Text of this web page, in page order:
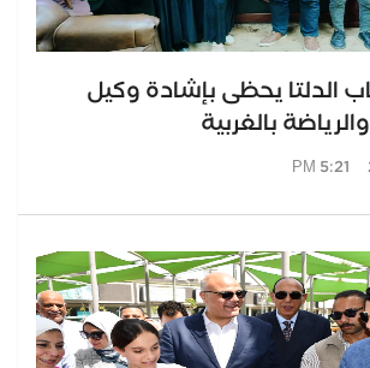
الدلتا يحظى بإشادة وكيل
بالغربية